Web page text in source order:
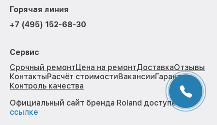
Горячая линия
+7 (495) 152-68-30
Сервис
Срочный ремонтЦена на ремонтДоставкаОтзывы
КонтактыРасчёт стоимостиВакансииГарантии
Контроль качества
Официальный сайт бренда Roland доступен по
ссылке